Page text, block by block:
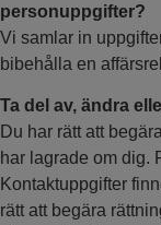
personuppgifter?
Vi samlar in
bibehålla en
Ta del av, ändra
Du har rätt att
har lagrade om dig.
Kontaktuppgifter
rätt att begära